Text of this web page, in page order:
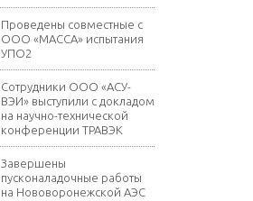
Проведены совместные с
ООО «МАССА» испытания
УПО2
Сотрудники ООО «АСУ-
ВЭИ» выступили с докладом
на научно-технической
конференции ТРАВЭК
Завершены
пусконаладочные работы
на Нововоронежской АЭС